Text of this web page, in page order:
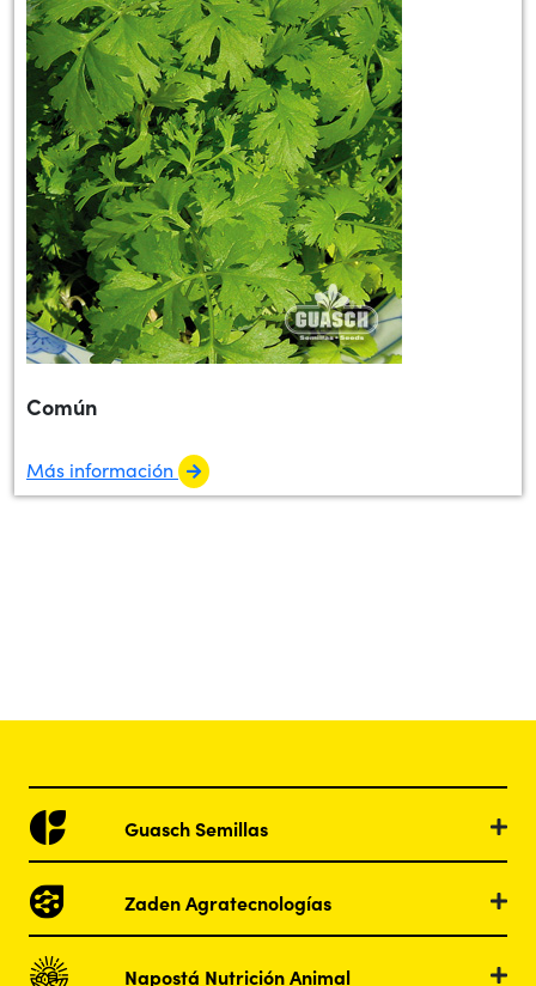
Común
Más información
Guasch Semillas
Zaden Agratecnologías
Napostá Nutrición Animal